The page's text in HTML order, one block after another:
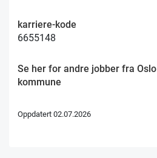
karriere-kode
6655148
Se her for andre jobber fra Oslo
kommune
Oppdatert 02.07.2026